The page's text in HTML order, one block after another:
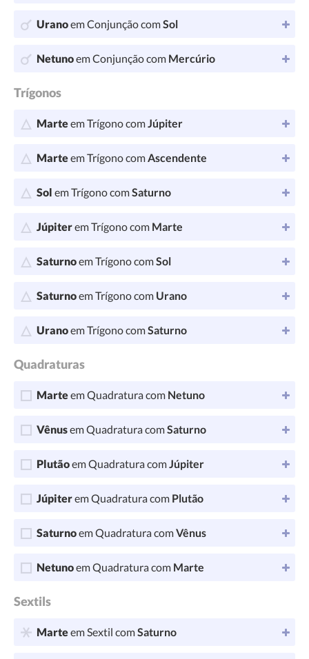
Uranoem Conjunção comSol
Netunoem Conjunção com Mercúrio
Trígonos
Marteem Trígono comJúpiter
Marteem Trígono comAscendente
Sol em Trígono comSaturno
Júpiterem Trígono com Marte
Saturnoem Trígono comSol
Saturnoem Trígono com Urano
Uranoem Trígono comSaturno
Quadraturas
Marteem Quadratura com Netuno
Vênusem Quadratura comSaturno
Plutãoem Quadratura comJúpiter
Júpiterem Quadratura com Plutão
Saturnoem Quadratura comVênus
Netunoem Quadratura com Marte
Sextils
Marteem Sextil comSaturno